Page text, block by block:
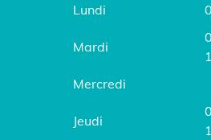
Lundi
Mardi
Mercredi
Jeudi